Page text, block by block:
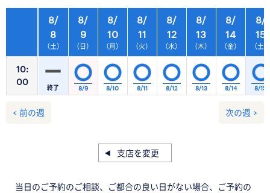
10:
00
8/
8
（土）
8/
9
（日）
8/
10
（月）
8/
11
（火）
8/
12
（水）
8/
13
（木）
8/
14
（金）
終了 8/9 8/10 8/11 8/12 8/13 8/14
8/
15
（土）
8/15
< 前の週 次の週 >
支店を変更
当日のご予約のご相談、ご都合の良い日がない場合、ご予約の